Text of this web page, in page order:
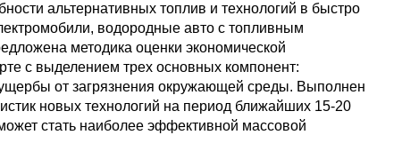
альтернативных топлив и технологий в быстро
водородные авто с топливным
методика оценки экономической
с выделением трех основных компонент:
от загрязнения окружающей среды. Выполнен
новых технологий на период ближайших 15-20
стать наиболее эффективной массовой